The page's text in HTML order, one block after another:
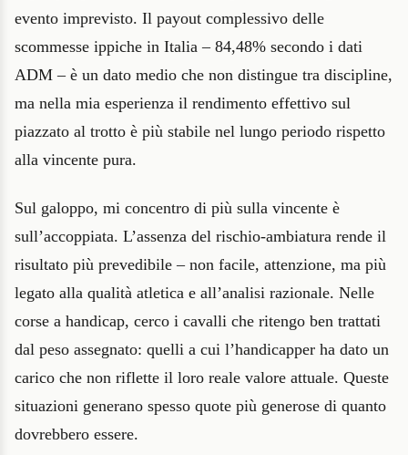
evento imprevisto. Il payout complessivo delle
scommesse ippiche in Italia – 84,48% secondo i dati
ADM – è un dato medio che non distingue tra discipline,
ma nella mia esperienza il rendimento effettivo sul
piazzato al trotto è più stabile nel lungo periodo rispetto
alla vincente pura.
Sul galoppo, mi concentro di più sulla vincente è
sull’accoppiata. L’assenza del rischio-ambiatura rende il
risultato più prevedibile – non facile, attenzione, ma più
legato alla qualità atletica e all’analisi razionale. Nelle
corse a handicap, cerco i cavalli che ritengo ben trattati
dal peso assegnato: quelli a cui l’handicapper ha dato un
carico che non riflette il loro reale valore attuale. Queste
situazioni generano spesso quote più generose di quanto
dovrebbero essere.